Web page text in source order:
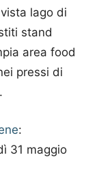
lago di
stand
area food
pressi di
:
31 maggio